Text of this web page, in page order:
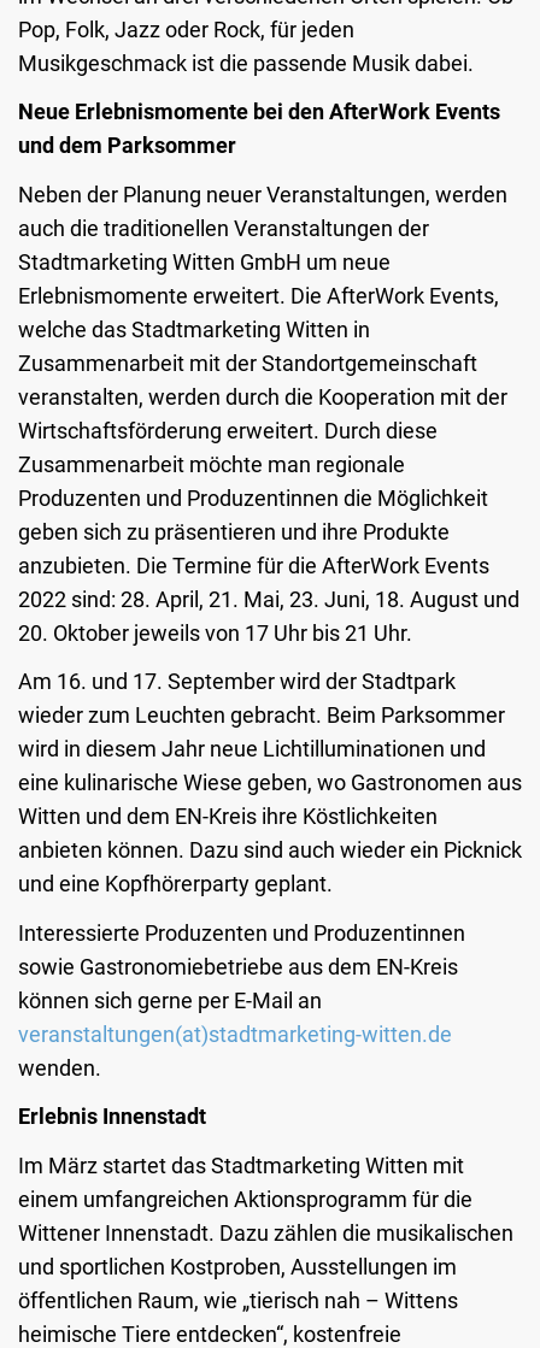
Pop, Folk, Jazz oder Rock, für jeden
Musikgeschmack ist die passende Musik dabei.
Neue Erlebnismomente bei den AfterWork Events
und dem Parksommer
Neben der Planung neuer Veranstaltungen, werden
auch die traditionellen Veranstaltungen der
Stadtmarketing Witten GmbH um neue
Erlebnismomente erweitert. Die AfterWork Events,
welche das Stadtmarketing Witten in
Zusammenarbeit mit der Standortgemeinschaft
veranstalten, werden durch die Kooperation mit der
Wirtschaftsförderung erweitert. Durch diese
Zusammenarbeit möchte man regionale
Produzenten und Produzentinnen die Möglichkeit
geben sich zu präsentieren und ihre Produkte
anzubieten. Die Termine für die AfterWork Events
2022 sind: 28. April, 21. Mai, 23. Juni, 18. August und
20. Oktober jeweils von 17 Uhr bis 21 Uhr.
Am 16. und 17. September wird der Stadtpark
wieder zum Leuchten gebracht. Beim Parksommer
wird in diesem Jahr neue Lichtilluminationen und
eine kulinarische Wiese geben, wo Gastronomen aus
Witten und dem EN-Kreis ihre Köstlichkeiten
anbieten können. Dazu sind auch wieder ein Picknick
und eine Kopfhörerparty geplant.
Interessierte Produzenten und Produzentinnen
sowie Gastronomiebetriebe aus dem EN-Kreis
können sich gerne per E-Mail an
veranstaltungen(at)stadtmarketing-witten.de
wenden.
Erlebnis Innenstadt
Im März startet das Stadtmarketing Witten mit
einem umfangreichen Aktionsprogramm für die
Wittener Innenstadt. Dazu zählen die musikalischen
und sportlichen Kostproben, Ausstellungen im
öffentlichen Raum, wie „tierisch nah – Wittens
heimische Tiere entdecken“, kostenfreie